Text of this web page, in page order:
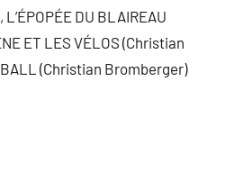
DU BLAIREAU
ET LES VÉLOS (Christian
(Christian Bromberger)